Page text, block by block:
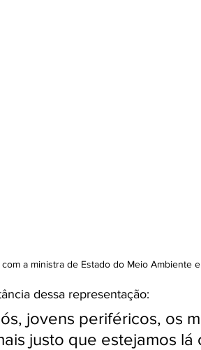
a ministra de Estado do Meio Ambiente
dessa representação:
jovens periféricos, os
justo que estejamos